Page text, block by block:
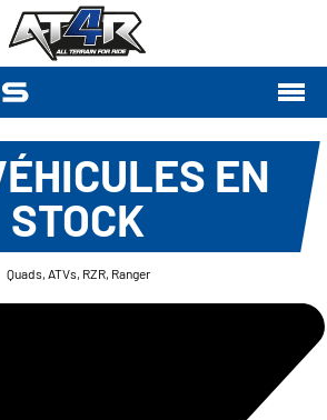
EN
STOCK
Quads, ATVs, RZR, Ranger